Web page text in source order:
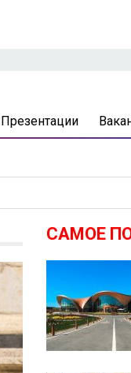
Презентации
САМОЕ